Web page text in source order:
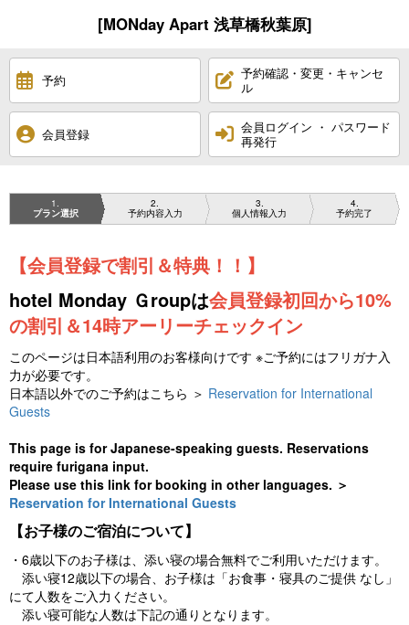
[MONday Apart 浅草橋秋葉原]
予約
予約確認・変更・キャンセ
ル
会員登録
会員ログイン ・ パスワード
再発行
1
プラン選択
2
予約内容入力
3
個人情報入力
4
予約完了
【会員登録で割引＆特典！！】
hotel Monday Ｇroupは会員登録初回から10%
の割引＆14時アーリーチェックイン
このページは日本語利用のお客様向けです ※ご予約にはフリガナ入
力が必要です。
日本語以外でのご予約はこちら ＞ Reservation for International
Guests
This page is for Japanese-speaking guests. Reservations
require furigana input.
Please use this link for booking in other languages. ＞
Reservation for International Guests
【お子様のご宿泊について】
・6歳以下のお子様は、添い寝の場合無料でご利用いただけます。
添い寝12歳以下の場合、お子様は「お食事・寝具のご提供 なし」
にて人数をご入力ください。
添い寝可能な人数は下記の通りとなります。